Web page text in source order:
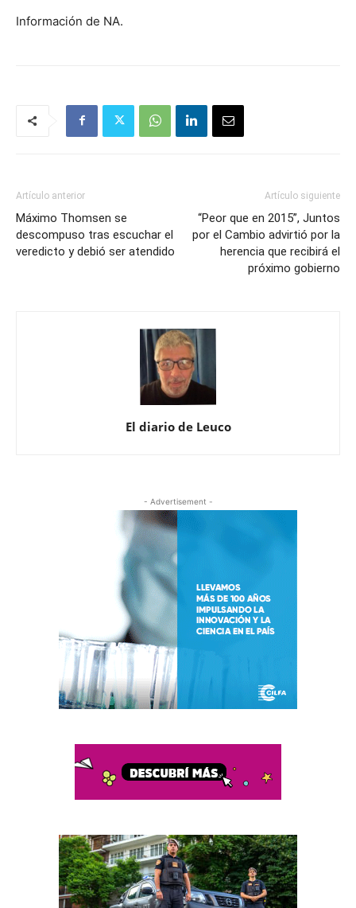
Información de NA.
Artículo anterior
Máximo Thomsen se
descompuso tras escuchar el
veredicto y debió ser atendido
Artículo siguiente
“Peor que en 2015”, Juntos
por el Cambio advirtió por la
herencia que recibirá el
próximo gobierno
El diario de Leuco
- Advertisement -